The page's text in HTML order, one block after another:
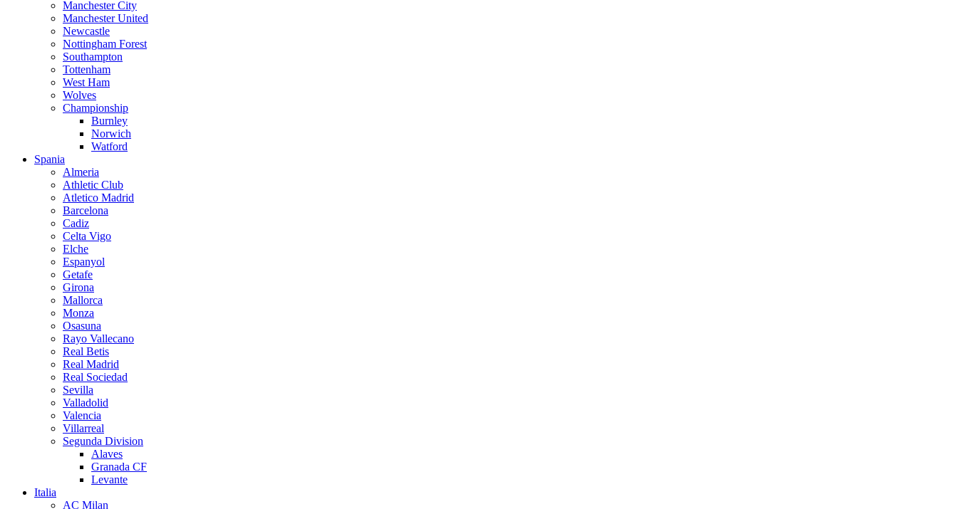
Manchester City
Manchester United
Newcastle
Nottingham Forest
Southampton
Tottenham
West Ham
Wolves
Championship
Burnley
Norwich
Watford
Spania
Almeria
Athletic Club
Atletico Madrid
Barcelona
Cadiz
Celta Vigo
Elche
Espanyol
Getafe
Girona
Mallorca
Monza
Osasuna
Rayo Vallecano
Real Betis
Real Madrid
Real Sociedad
Sevilla
Valladolid
Valencia
Villarreal
Segunda Division
Alaves
Granada CF
Levante
Italia
AC Milan